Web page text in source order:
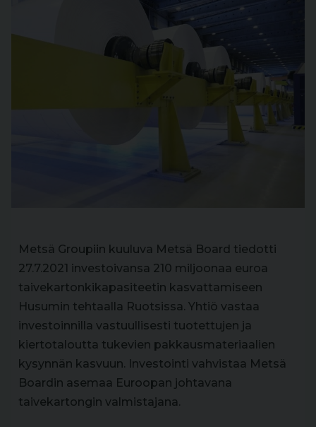
Metsä Groupiin kuuluva Metsä Board tiedotti
27.7.2021 investoivansa 210 miljoonaa euroa
taivekartonkikapasiteetin kasvattamiseen
Husumin tehtaalla Ruotsissa. Yhtiö vastaa
investoinnilla vastuullisesti tuotettujen ja
kiertotaloutta tukevien pakkausmateriaalien
kysynnän kasvuun. Investointi vahvistaa Metsä
Boardin asemaa Euroopan johtavana
taivekartongin valmistajana.